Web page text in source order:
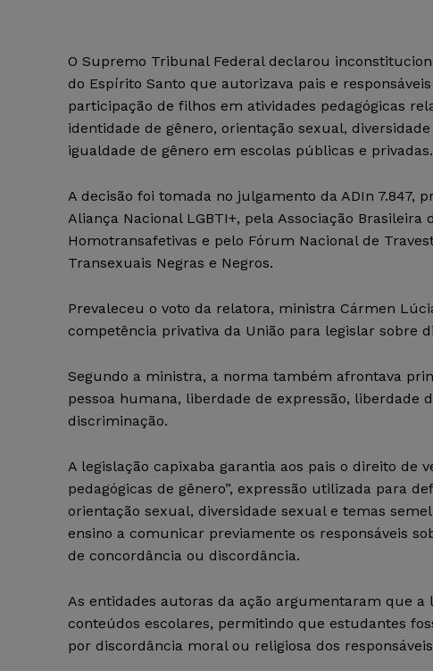
O Supremo Tribunal Federal declarou
do Espírito Santo que autorizava pais e
participação de filhos em atividades pedagógicas
identidade de gênero, orientação sexual,
igualdade de gênero em escolas públicas e privadas.
A decisão foi tomada no julgamento da ADIn 7.847,
Aliança Nacional LGBTI+, pela Associação Brasileira
Homotransafetivas e pelo Fórum Nacional de
Transexuais Negras e Negros.
Prevaleceu o voto da relatora, ministra Cármen
competência privativa da União para legislar sobre
Segundo a ministra, a norma também afrontava
pessoa humana, liberdade de expressão, liberdade
discriminação.
A legislação capixaba garantia aos pais o direito de
pedagógicas de gênero”, expressão utilizada para
orientação sexual, diversidade sexual e temas
ensino a comunicar previamente os responsáveis
de concordância ou discordância.
As entidades autoras da ação argumentaram que a
conteúdos escolares, permitindo que estudantes
por discordância moral ou religiosa dos